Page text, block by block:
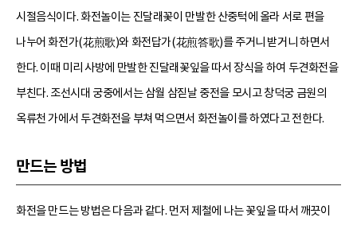
시절음식이다. 화전놀이는 진달래꽃이 만발한 산중턱에 올라 서로 편을
나누어 화전가(花煎歌)와 화전답가(花煎答歌)를 주거니 받거니 하면서
한다. 이때 미리 사방에 만발한 진달래꽃잎을 따서 장식을 하여 두견화전을
부친다. 조선시대 궁중에서는 삼월 삼짇날 중전을 모시고 창덕궁 금원의
옥류천 가에서 두견화전을 부쳐 먹으면서 화전놀이를 하였다고 전한다.
만드는 방법
화전을 만드는 방법은 다음과 같다. 먼저 제철에 나는 꽃잎을 따서 깨끗이